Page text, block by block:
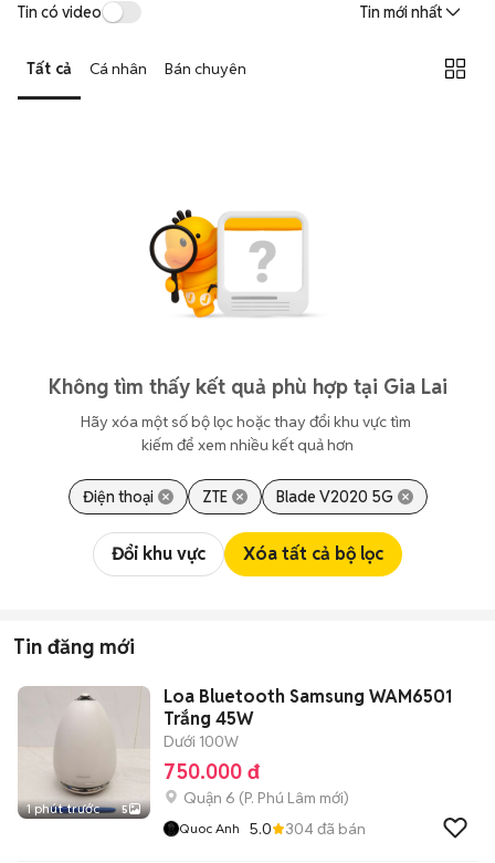
Tin có video Tin mới nhất
Tất cả Cá nhân Bán chuyên
Không tìm thấy kết quả phù hợp tại Gia Lai
Hãy xóa một số bộ lọc hoặc thay đổi khu vực tìm
kiếm để xem nhiều kết quả hơn
Điện thoại ZTE Blade V2020 5G
Đổi khu vực Xóa tất cả bộ lọc
Tin đăng mới
1 phút trước 5
Loa Bluetooth Samsung WAM6501
Trắng 45W
Dưới 100W
750.000 đ
Quận 6 (P. Phú Lâm mới)
Quoc Anh 5.0 304đã bán